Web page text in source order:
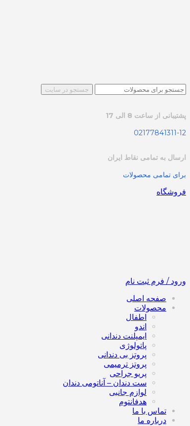
جستجو در سایت
پشتیبانی از ساعت 8 الی 17
02177841311-12
ارسال به تمامی نقاط ایران
برای تمامی محصولات
فروشگاه
ورود / فرم ثبت نام
صفحه اصلی
محصولات
اطفال
اندو
ایمپلنت دندانی
پاتولوژی
پروتز بی دندانی
پروتز ترمیمی
پریو جراحی
ست دندان – آناتومی دندان
لوازم جانبی
هدفانتوم
تماس با ما
درباره ما